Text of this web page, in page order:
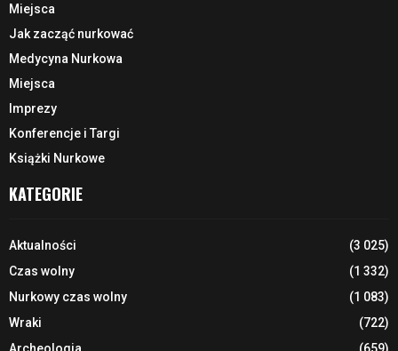
Miejsca
Jak zacząć nurkować
Medycyna Nurkowa
Miejsca
Imprezy
Konferencje i Targi
Książki Nurkowe
KATEGORIE
Aktualności
(3 025)
Czas wolny
(1 332)
Nurkowy czas wolny
(1 083)
Wraki
(722)